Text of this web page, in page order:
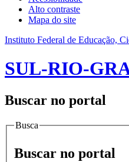
Alto contraste
Mapa do site
Instituto Federal de Educação,
SUL-RIO-
Buscar no portal
Busca
Buscar no portal